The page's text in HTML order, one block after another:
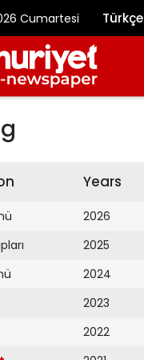
Cumartesi Türkçe
Years
2026
2025
2024
2023
2022